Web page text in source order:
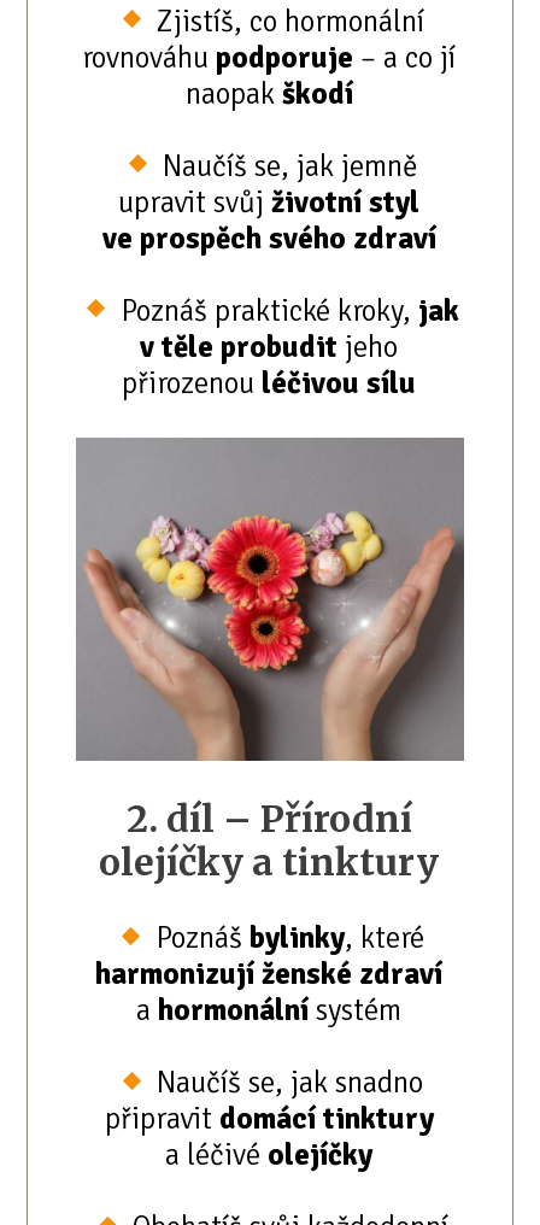
Zjistíš, co hormonální
rovnováhu podporuje – a co jí
naopakškodí
Naučíš se, jak jemně
upravit svůjživotní styl
ve prospěch svého zdraví
Poznáš praktické kroky, jak
v těle probudit jeho
přirozenou léčivou sílu
2. díl – Přírodní
olejíčky a tinktury
Poznáš bylinky, které
harmonizují ženské zdraví
a hormonálnísystém
Naučíš se, jak snadno
připravit domácí tinktury
a léčivé olejíčky